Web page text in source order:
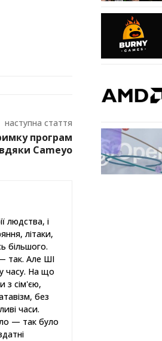
наступна стаття
програм
Cameyo
людства, і
літаки,
більшого.
так. Але ШІ
часу. На що
з сім'єю,
без
часи.
— так було